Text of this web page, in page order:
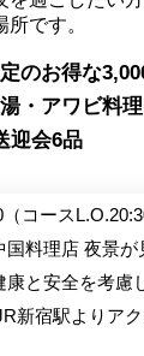
です。
のお得な
・アワビ料
迎会6品
コース
料理店 夜景が
と安全を考慮
新宿駅よりア